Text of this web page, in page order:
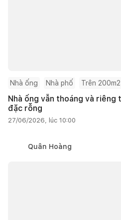
Nhà ống Nhà phố Trên 200m2
Nhà ống vẫn thoáng và
đặc rỗng
27/06/2026, lúc 10:00
Quân Hoàng